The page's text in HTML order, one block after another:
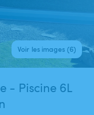
Voir les images (6)
- Piscine 6L